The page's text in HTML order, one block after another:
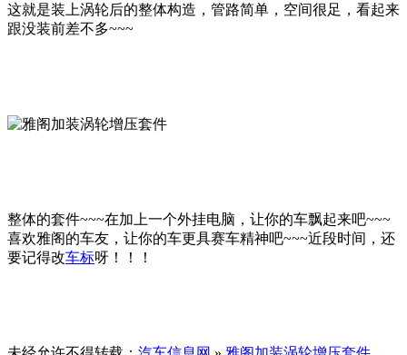
这就是装上涡轮后的整体构造，管路简单，空间很足，看起来
跟没装前差不多~~~
整体的套件~~~在加上一个外挂电脑，让你的车飘起来吧~~~
喜欢雅阁的车友，让你的车更具赛车精神吧~~~近段时间，还
要记得改车标呀！！！